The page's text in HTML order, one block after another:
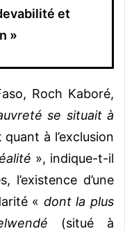
et
»
Roch Kaboré,
se situait à
à l’exclusion
», indique-t-il
l’existence d’une
« dont la plus
(situé à